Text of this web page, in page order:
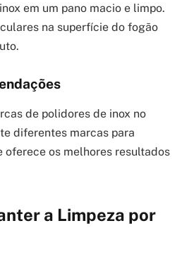
em um pano macio e limpo.
na superfície do fogão
de polidores de inox no
diferentes marcas para
oferece os melhores resultados
a Limpeza por